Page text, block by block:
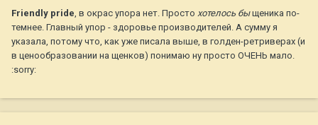
Friendly pride, в окрас упора нет. Просто хотелось быщеника по-
темнее. Главный упор - здоровье производителей. А сумму я
указала, потому что, как уже писала выше, в голден-ретриверах (и
в ценообразовании на щенков) понимаю ну просто ОЧЕНЬ мало.
:sorry: